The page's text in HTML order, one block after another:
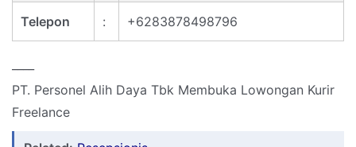
Telepon : +6283878498796
PT. Personel Alih Daya Tbk Membuka Lowongan Kurir
Freelance